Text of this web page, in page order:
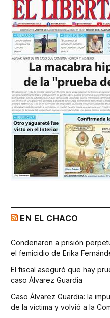
EN EL CHACO
Condenaron a prisión
el femicidio de Erika
El fiscal aseguró que hay
caso Álvarez Guardia
Caso Álvarez Guardia: la
de la víctima y volvió a la